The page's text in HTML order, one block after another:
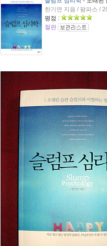
한기연 지음 / 팜파스 /
평점 :
절판